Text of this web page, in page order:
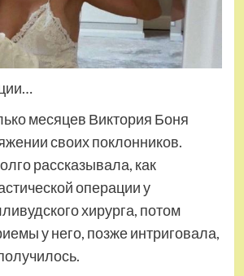
месяцев Виктория Боня
своих поклонников.
рассказывала, как
операции у
хирурга, потом
у него, позже интриговала,